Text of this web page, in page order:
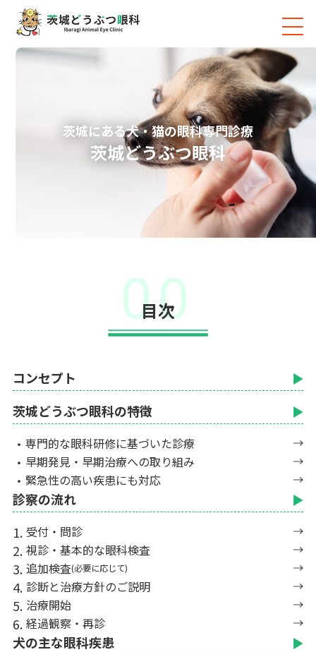
茨城にある犬・猫の眼科専門診療
茨城どうぶつ眼科
00
目次
コンセプト
茨城どうぶつ眼科の特徴
専門的な眼科研修に基づいた診療
早期発見・早期治療への取り組み
緊急性の高い疾患にも対応
診察の流れ
受付・問診
視診・基本的な眼科検査
追加検査(必要に応じて)
診断と治療方針のご説明
治療開始
経過観察・再診
犬の主な眼科疾患